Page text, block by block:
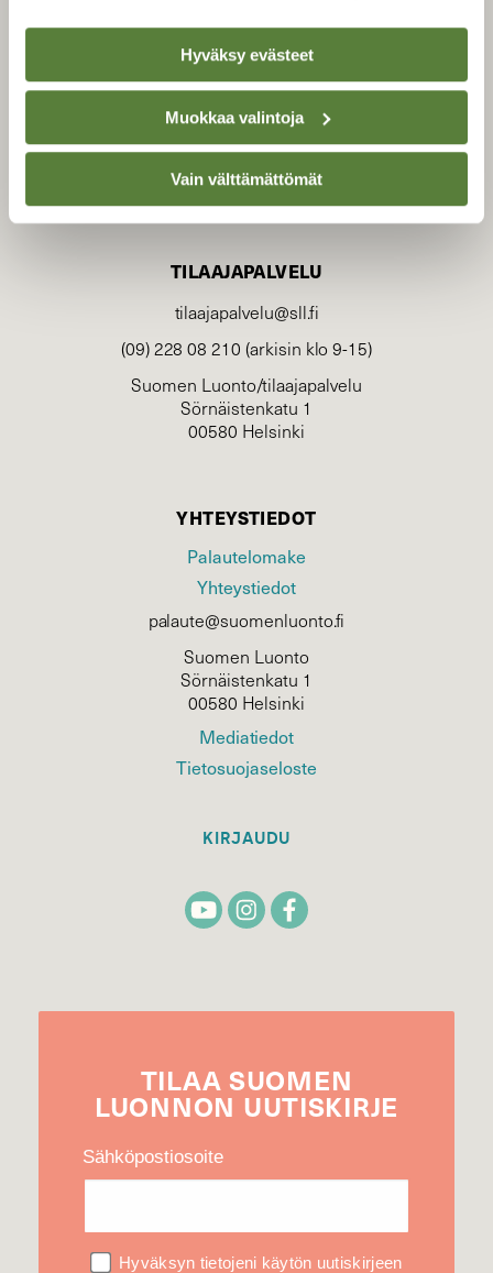
Hyväksy evästeet
Muokkaa valintoja
Vain välttämättömät
TILAAJAPALVELU
tilaajapalvelu@sll.fi
(09) 228 08 210 (arkisin klo 9-15)
Suomen Luonto/tilaajapalvelu
Sörnäistenkatu 1
00580 Helsinki
YHTEYSTIEDOT
Palautelomake
Yhteystiedot
palaute@suomenluonto.fi
Suomen Luonto
Sörnäistenkatu 1
00580 Helsinki
Mediatiedot
Tietosuojaseloste
KIRJAUDU
TILAA SUOMEN
LUONNON UUTIS­KIRJE
Sähköpostiosoite
Hyväksyn tietojeni käytön uutiskirjeen